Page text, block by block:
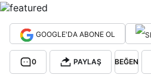
GOOGLE'DA ABONE OL
0 PAYLAŞ BEĞEN
kuz
ey Varsayılana